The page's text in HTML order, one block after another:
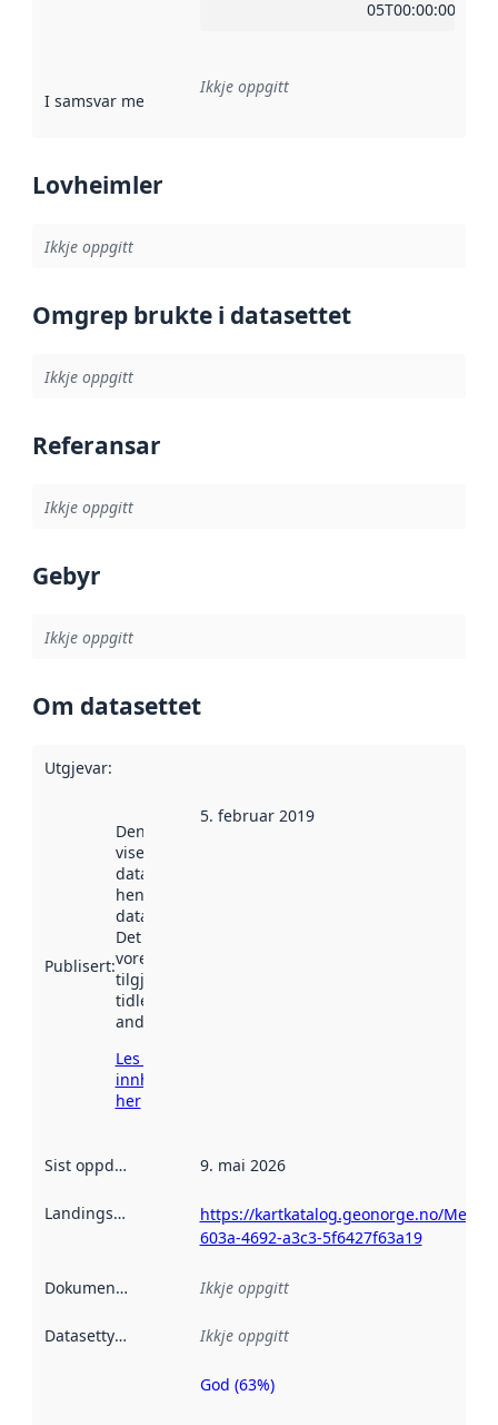
05T00:00:00Z
I samsvar med Referanse til ei implementeringsregel eller
Ikkje oppgitt
Lovheimler
Ikkje oppgitt
Omgrep brukte i datasettet
Ikkje oppgitt
Referansar
Ikkje oppgitt
Gebyr
Ikkje oppgitt
Om datasettet
Utgjevar:
Publisert:
Denne datoen
viser når
datasettet vart
henta inn av
data.norge.no.
Det kan ha
vore
tilgjengeleg
tidlegare
andre stader.
Les meir om
innhenting
her
5. februar 2019
Sist oppdatert 9. mai 2026
Landingsside
https://kartkatalog.geonorge.no/
603a-4692-a3c3-5f6427f63a19
Dokumentasjon Ikkje oppgitt
Datasettype Ikkje oppgitt
Metadatakvalitet
God (63%)